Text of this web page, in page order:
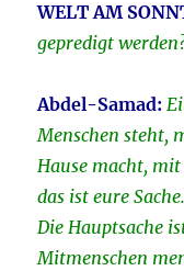
WELT AM
gepredigt
Abdel-Samad:
Menschen steht,
Hause macht,
das ist eure
Die Hauptsache
Mitmenschen